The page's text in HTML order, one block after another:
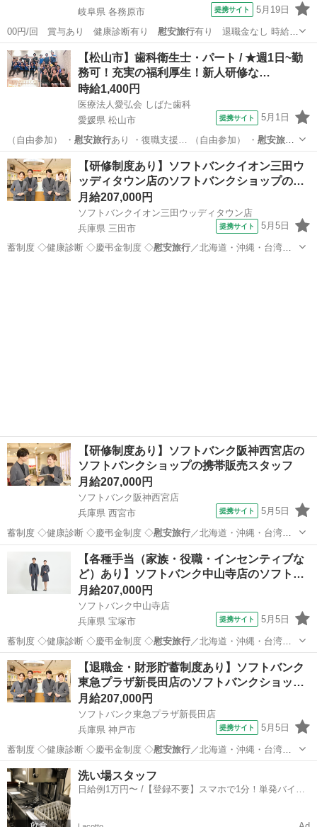
岐阜県 各務原市
提携サイト 5月19日
00円/回 賞与あり 健康診断有り 慰安旅行有り 退職金なし 時給
1,050円…
岐阜 各務原市 介護
【松山市】歯科衛生士・パート / ★週1日~勤
務可！充実の福利厚生！新人研修な…
時給1,400円
医療法人愛弘会 しばた歯科
愛媛県 松山市
提携サイト 5月1日
（自由参加） ・ 慰安旅行あり ・復職支援… （自由参加） ・ 慰安旅行
あり ・復職支援…
愛媛 松山市 歯科衛生士
【研修制度あり】ソフトバンクイオン三田ウ
ッディタウン店のソフトバンクショップの…
月給207,000円
ソフトバンクイオン三田ウッディタウン店
兵庫県 三田市
提携サイト 5月5日
蓄制度 ◇健康診断 ◇慶弔金制度 ◇慰安旅行／北海道・沖縄・台湾・
【研修制度あり】ソフトバンク阪神西宮店の
ソフトバンクショップの携帯販売スタッフ
月給207,000円
ソフトバンク阪神西宮店
兵庫県 西宮市
提携サイト 5月5日
蓄制度 ◇健康診断 ◇慶弔金制度 ◇慰安旅行／北海道・沖縄・台湾・
グアムなど ◇…
携帯ショップ
【各種手当（家族・役職・インセンティブな
ど）あり】ソフトバンク中山寺店のソフト…
月給207,000円
ソフトバンク中山寺店
兵庫県 宝塚市
提携サイト 5月5日
蓄制度 ◇健康診断 ◇慶弔金制度 ◇慰安旅行／北海道・沖縄・台湾・
グアムなど ◇…
兵庫 宝塚市 携帯ショップ
【退職金・財形貯蓄制度あり】ソフトバンク
東急プラザ新長田店のソフトバンクショッ…
月給207,000円
ソフトバンク東急プラザ新長田店
兵庫県 神戸市
提携サイト 5月5日
蓄制度 ◇健康診断 ◇慶弔金制度 ◇慰安旅行／北海道・沖縄・台湾・
グアムなど ◇…
兵庫 神戸市 携帯ショップ
洗い場スタッフ
日給例1万円〜 /【登録不要】スマホで1分！単発バイト